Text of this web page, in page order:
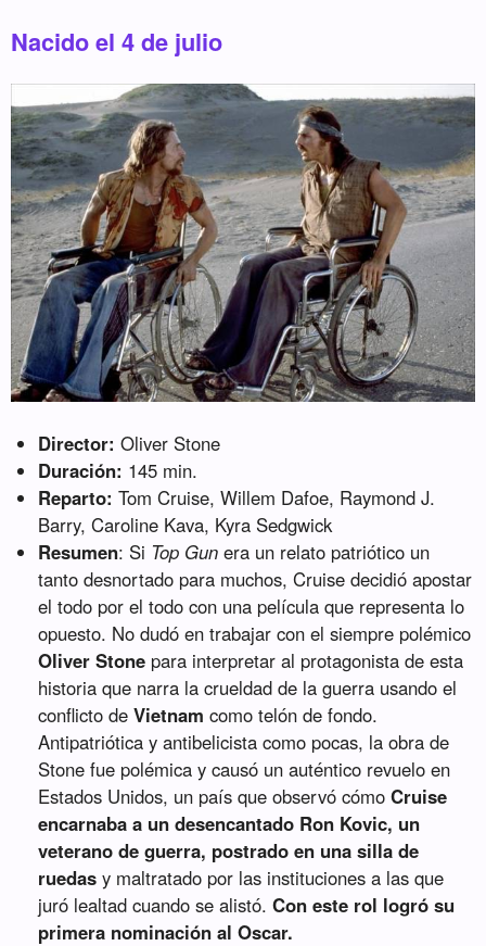
Nacido el 4 de julio
Director: Oliver Stone
Duración: 145 min.
Reparto: Tom Cruise, Willem Dafoe, Raymond J.
Barry, Caroline Kava, Kyra Sedgwick
Resumen: Si Top Gun era un relato patriótico un
tanto desnortado para muchos, Cruise decidió apostar
el todo por el todo con una película que representa lo
opuesto. No dudó en trabajar con el siempre polémico
Oliver Stone para interpretar al protagonista de esta
historia que narra la crueldad de la guerra usando el
conflicto deVietnam como telón de fondo.
Antipatriótica y antibelicista como pocas, la obra de
Stone fue polémica y causó un auténtico revuelo en
Estados Unidos, un país que observó cómoCruise
encarnaba a un desencantado Ron Kovic, un
veterano de guerra, postrado en una silla de
ruedas y maltratado por las instituciones a las que
juró lealtad cuando se alistó.Con este rol logró su
primera nominación al Oscar.